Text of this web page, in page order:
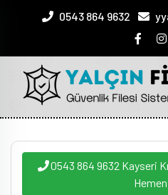
0543 864 9632
0543 864 9632 Kayseri